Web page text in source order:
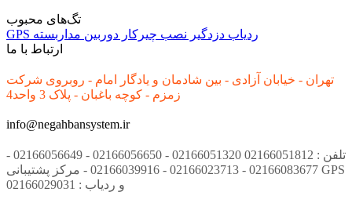
تگ‌های محبوب
GPS
ردیاب دزدگیر نصب چیرکار دوربین مداربسته
ارتباط با ما
تهران - خیابان آزادی - بین شادمان و یادگار امام - روبروی شرکت
زمزم - کوچه باغبان - پلاک 3 واحد4
info@negahbansystem.ir
تلفن : 02166051812 02166051320 - 02166056650 - 02166056649 -
02166083677 - 02166023713 - 02166039916 - مرکز پشتیبانی GPS
و ردیاب : 02166029031